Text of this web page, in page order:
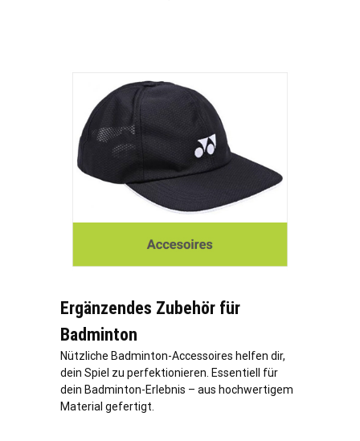
Ergänzendes Zubehör für
Badminton
Nützliche Badminton-Accessoires helfen dir,
dein Spiel zu perfektionieren. Essentiell für
dein Badminton-Erlebnis – aus hochwertigem
Material gefertigt.